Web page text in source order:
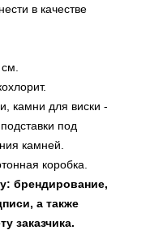
в качестве
камни для виски -
под
камней.
коробка.
брендирование,
а также
заказчика.